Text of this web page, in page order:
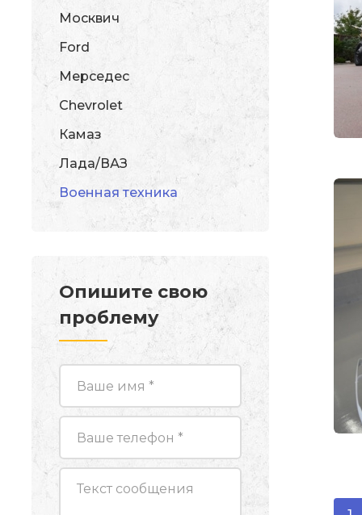
Москвич
Ford
Мерседес
Chevrolet
Камаз
Лада/ВАЗ
Военная техника
Опишите свою
проблему